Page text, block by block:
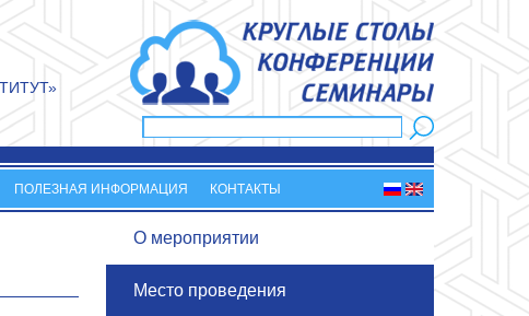
Форма поиска
ПОЛЕЗНАЯ ИНФОРМАЦИЯ КОНТАКТЫ
О мероприятии
Место проведения